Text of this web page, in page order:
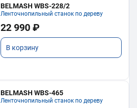
BELMASH WBS-228/2
Ленточнопильный станок по дереву
22 990 ₽
В корзину
BELMASH WBS-465
Ленточнопильный станок по дереву